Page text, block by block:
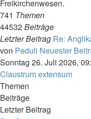
Freikirchenwesen.
741 Themen
44532Beiträge
Letzter Beitrag Re:
von Peduli Neuester
Sonntag 26. Juli 2026,
Claustrum extensum
Themen
Beiträge
Letzter Beitrag